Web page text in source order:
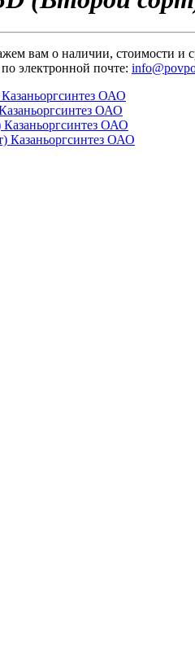
вам о наличии, стоимости и
электронной почте:
ОАО
ОАО
ОАО
Казаньоргсинтез ОАО